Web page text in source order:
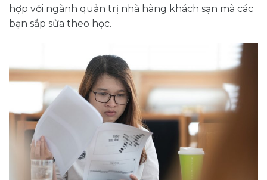
hợp với ngành quản trị nhà hàng khách sạn mà các
bạn sắp sửa theo học.